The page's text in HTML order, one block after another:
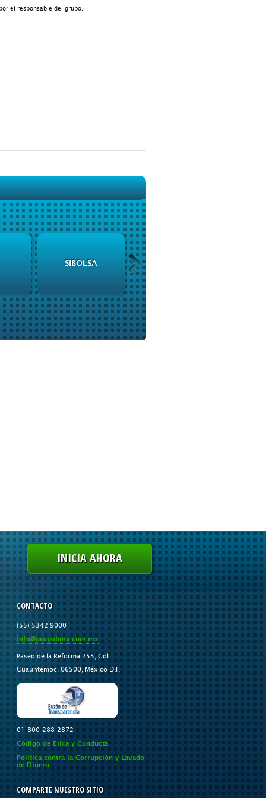
el responsable del grupo.
SIBOLSA
INFORMACIÓN DE
INICIA AHORA
CONTACTO
(55) 5342 9000
info@grupobmv.com.mx
Paseo de la Reforma 255, Col.
Cuauhtémoc, 06500, México D.F.
01-800-288-2872
Código de Ética y Conducta
Política contra la Corrupción y Lavado
de Dinero
COMPARTE NUESTRO SITIO